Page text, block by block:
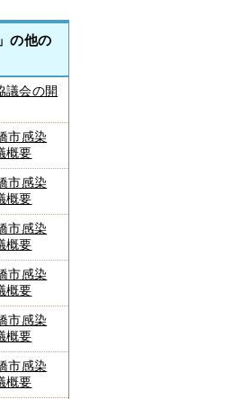
の他の
議会の開
市感染
概要
市感染
概要
市感染
概要
市感染
概要
市感染
概要
市感染
概要